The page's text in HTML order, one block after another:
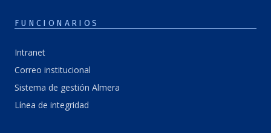
FUNCIONARIOS
Intranet
Correo institucional
Sistema de gestión Almera
Línea de integridad